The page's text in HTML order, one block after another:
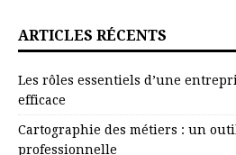
ARTICLES RÉCENTS
Les rôles essentiels d’une
efficace
Cartographie des métiers : un
professionnelle